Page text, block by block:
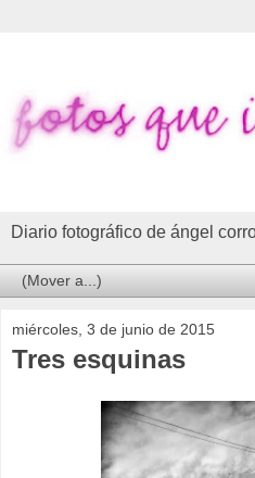
Diario fotográfico de ángel
miércoles, 3 de junio de 2015
Tres esquinas